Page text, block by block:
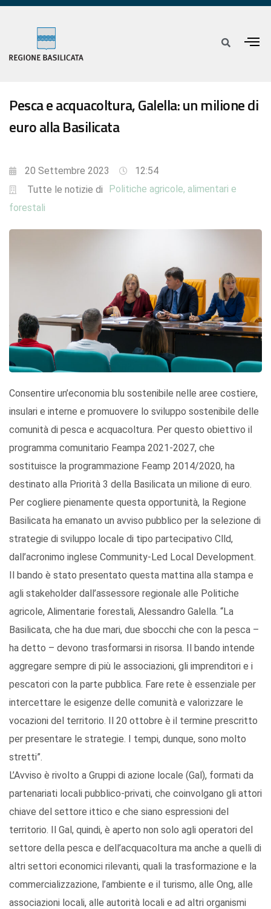
Pesca e acquacoltura, Galella: un milione di
euro alla Basilicata
20 Settembre 2023
12:54
Tutte le notizie di
Politiche agricole, alimentari e
forestali
Consentire un’economia blu sostenibile nelle aree costiere,
insulari e interne e promuovere lo sviluppo sostenibile delle
comunità di pesca e acquacoltura. Per questo obiettivo il
programma comunitario Feampa 2021-2027, che
sostituisce la programmazione Feamp 2014/2020, ha
destinato alla Priorità 3 della Basilicata un milione di euro.
Per cogliere pienamente questa opportunità, la Regione
Basilicata ha emanato un avviso pubblico per la selezione di
strategie di sviluppo locale di tipo partecipativo Clld,
dall’acronimo inglese Community-Led Local Development.
Il bando è stato presentato questa mattina alla stampa e
agli stakeholder dall’assessore regionale alle Politiche
agricole, Alimentarie forestali, Alessandro Galella. “La
Basilicata, che ha due mari, due sbocchi che con la pesca –
ha detto – devono trasformarsi in risorsa. Il bando intende
aggregare sempre di più le associazioni, gli imprenditori e i
pescatori con la parte pubblica. Fare rete è essenziale per
intercettare le esigenze delle comunità e valorizzare le
vocazioni del territorio. Il 20 ottobre è il termine prescritto
per presentare le strategie. I tempi, dunque, sono molto
stretti”.
L’Avviso è rivolto a Gruppi di azione locale (Gal), formati da
partenariati locali pubblico-privati, che coinvolgano gli attori
chiave del settore ittico e che siano espressioni del
territorio. Il Gal, quindi, è aperto non solo agli operatori del
settore della pesca e dell’acquacoltura ma anche a quelli di
altri settori economici rilevanti, quali la trasformazione e la
commercializzazione, l’ambiente e il turismo, alle Ong, alle
associazioni locali, alle autorità locali e ad altri organismi